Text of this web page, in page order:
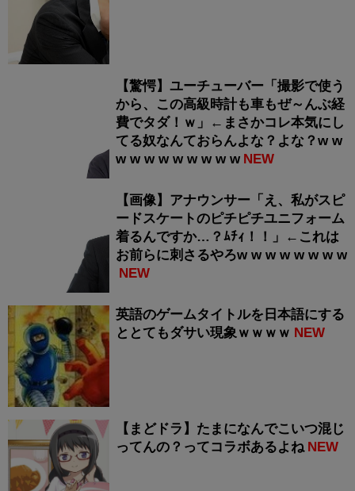
【驚愕】ユーチューバー「撮影で使う
から、この高級時計も車もぜ～んぶ経
費でタダ！ｗ」←まさかコレ本気にし
てる奴なんておらんよな？よな？w w
w w w w w w w w w NEW
【画像】アナウンサー「え、私がスピ
ードスケートのピチピチユニフォーム
着るんですか…？ﾑﾁｨ！！」←これは
お前らに刺さるやろw w w w w w w w
NEW
英語のゲームタイトルを日本語にする
ととてもダサい現象ｗｗｗｗ NEW
【まどドラ】たまになんでこいつ混じ
ってんの？ってコラボあるよね NEW